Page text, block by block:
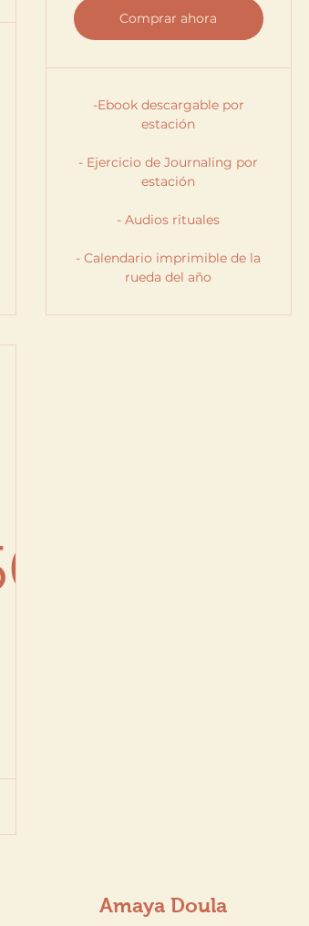
Comprar ahora
-Ebook descargable por
estación
- Ejercicio de Journaling por
estación
- Audios rituales
- Calendario imprimible de la
rueda del año
Amaya Doula